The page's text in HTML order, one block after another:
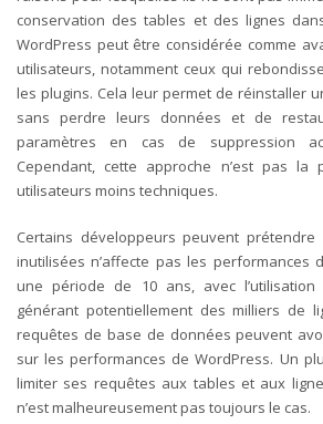
conservation des tables et des lignes
WordPress peut être considérée comme
utilisateurs, notamment ceux qui
les plugins. Cela leur permet de réinstaller
sans perdre leurs données et de
paramètres en cas de suppression
Cependant, cette approche n’est pas la
utilisateurs moins techniques.
Certains développeurs peuvent
inutilisées n’affecte pas les performances
une période de 10 ans, avec
générant potentiellement des milliers de
requêtes de base de données peuvent
sur les performances de WordPress. Un
limiter ses requêtes aux tables et aux
n’est malheureusement pas toujours le cas.